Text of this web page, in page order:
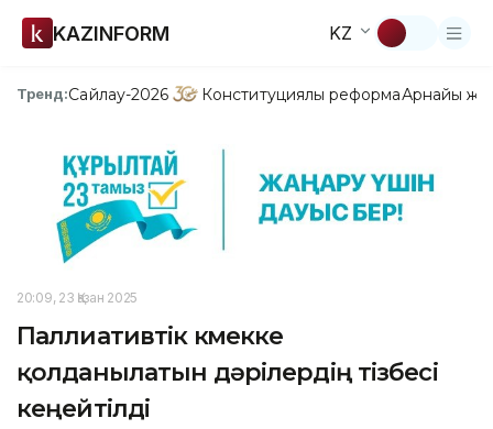
KAZINFORM KZ
Тренд:Сайлау-2026 Конституциялық реформаАрнайы
20:09, 23 Қазан 2025
Паллиативтік көмекке
қолданылатын дәрілердің тізбесі
кеңейтілді